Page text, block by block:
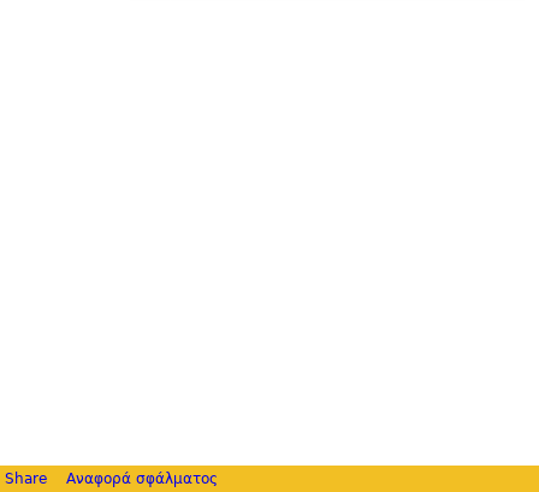
Share Αναφορά σφάλματος